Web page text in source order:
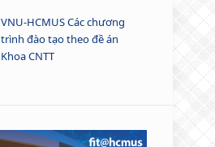
VNU-HCMUS Các chương
trình đào tạo theo đề án
Khoa CNTT